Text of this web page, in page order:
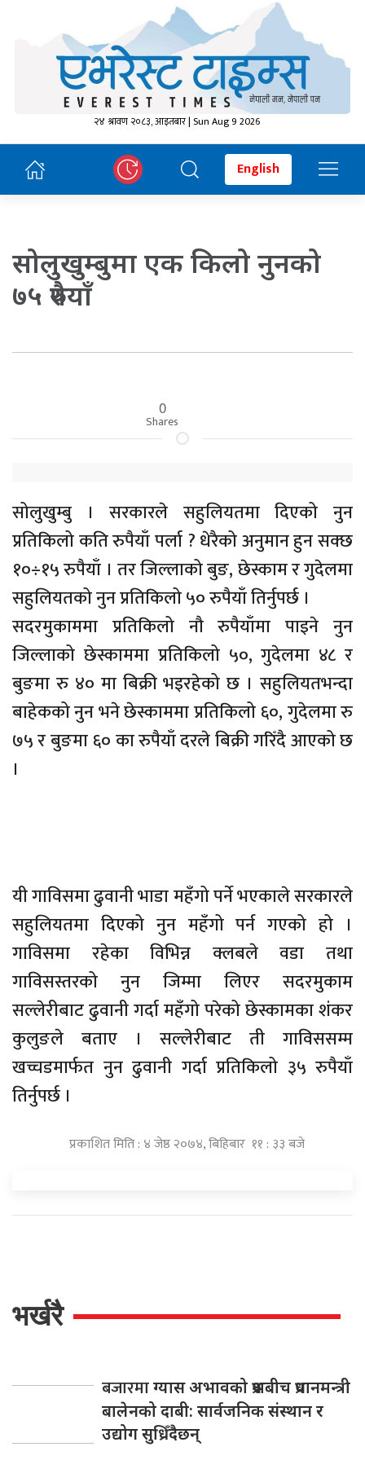
२४ श्रावण २०८३, आइतबार | Sun Aug 9 2026
English
सोलुखुम्बुमा एक किलो नुनको
७५ रुपैयाँ
0
Shares
सोलुखुम्बु । सरकारले सहुलियतमा दिएको नुन
प्रतिकिलो कति रुपैयाँ पर्ला ? धेरैको अनुमान हुन सक्छ
१०÷१५ रुपैयाँ । तर जिल्लाको बुङ, छेस्काम र गुदेलमा
सहुलियतको नुन प्रतिकिलो ५० रुपैयाँ तिर्नुपर्छ ।
सदरमुकाममा प्रतिकिलो नौ रुपैयाँमा पाइने नुन
जिल्लाको छेस्काममा प्रतिकिलो ५०, गुदेलमा ४८ र
बुङमा रु ४० मा बिक्री भइरहेको छ । सहुलियतभन्दा
बाहेकको नुन भने छेस्काममा प्रतिकिलो ६०, गुदेलमा रु
७५ र बुङमा ६० का रुपैयाँ दरले बिक्री गरिँदै आएको छ
।
यी गाविसमा ढुवानी भाडा महँगो पर्ने भएकाले सरकारले
सहुलियतमा दिएको नुन महँगो पर्न गएको हो ।
गाविसमा रहेका विभिन्न क्लबले वडा तथा
गाविसस्तरको नुन जिम्मा लिएर सदरमुकाम
सल्लेरीबाट ढुवानी गर्दा महँगो परेको छेस्कामका शंकर
कुलुङले बताए । सल्लेरीबाट ती गाविससम्म
खच्चडमार्फत नुन ढुवानी गर्दा प्रतिकिलो ३५ रुपैयाँ
तिर्नुपर्छ ।
प्रकाशित मिति : ४ जेष्ठ २०७४, बिहिबार ११ : ३३ बजे
भर्खरै
बजारमाग्यास अभावको प्रश्नबीच प्रधानमन्त्री
बालेनको दाबी: सार्वजनिक संस्थान र
उद्योग सुध्रिँदैछन्